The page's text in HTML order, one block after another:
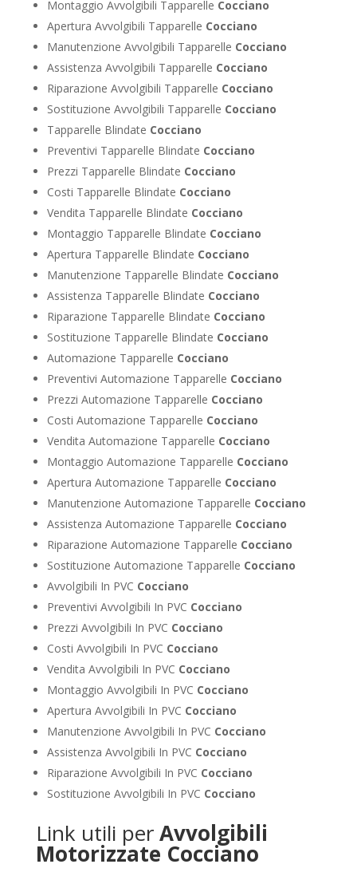
Montaggio Avvolgibili Tapparelle Cocciano
Apertura Avvolgibili Tapparelle Cocciano
Manutenzione Avvolgibili Tapparelle Cocciano
Assistenza Avvolgibili Tapparelle Cocciano
Riparazione Avvolgibili Tapparelle Cocciano
Sostituzione Avvolgibili Tapparelle Cocciano
Tapparelle Blindate Cocciano
Preventivi Tapparelle Blindate Cocciano
Prezzi Tapparelle Blindate Cocciano
Costi Tapparelle Blindate Cocciano
Vendita Tapparelle Blindate Cocciano
Montaggio Tapparelle Blindate Cocciano
Apertura Tapparelle Blindate Cocciano
Manutenzione Tapparelle Blindate Cocciano
Assistenza Tapparelle Blindate Cocciano
Riparazione Tapparelle Blindate Cocciano
Sostituzione Tapparelle Blindate Cocciano
Automazione Tapparelle Cocciano
Preventivi Automazione Tapparelle Cocciano
Prezzi Automazione Tapparelle Cocciano
Costi Automazione Tapparelle Cocciano
Vendita Automazione Tapparelle Cocciano
Montaggio Automazione Tapparelle Cocciano
Apertura Automazione Tapparelle Cocciano
Manutenzione Automazione Tapparelle Cocciano
Assistenza Automazione Tapparelle Cocciano
Riparazione Automazione Tapparelle Cocciano
Sostituzione Automazione Tapparelle Cocciano
Avvolgibili In PVC Cocciano
Preventivi Avvolgibili In PVC Cocciano
Prezzi Avvolgibili In PVC Cocciano
Costi Avvolgibili In PVC Cocciano
Vendita Avvolgibili In PVC Cocciano
Montaggio Avvolgibili In PVC Cocciano
Apertura Avvolgibili In PVC Cocciano
Manutenzione Avvolgibili In PVC Cocciano
Assistenza Avvolgibili In PVC Cocciano
Riparazione Avvolgibili In PVC Cocciano
Sostituzione Avvolgibili In PVC Cocciano
Link utili perAvvolgibili
Motorizzate Cocciano